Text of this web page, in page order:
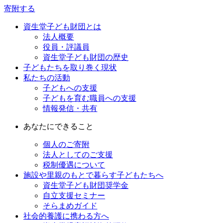
寄附する
資生堂子ども財団とは
法人概要
役員・評議員
資生堂子ども財団の歴史
子どもたちを取り巻く現状
私たちの活動
子どもへの支援
子どもを育む職員への支援
情報発信・共有
あなたにできること
個人のご寄附
法人としてのご支援
税制優遇について
施設や里親のもとで暮らす子どもたちへ
資生堂子ども財団奨学金
自立支援セミナー
そらまめガイド
社会的養護に携わる方へ